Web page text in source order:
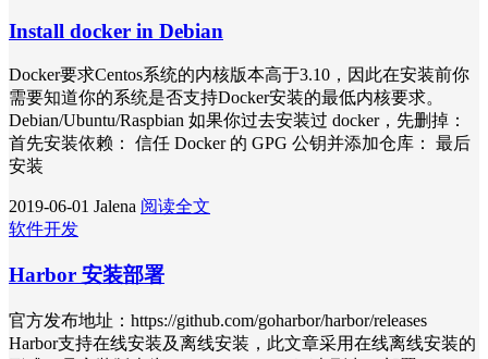
Install docker in Debian
Docker要求Centos系统的内核版本高于3.10，因此在安装前你
需要知道你的系统是否支持Docker安装的最低内核要求。
Debian/Ubuntu/Raspbian 如果你过去安装过 docker，先删掉：
首先安装依赖： 信任 Docker 的 GPG 公钥并添加仓库： 最后
安装
2019-06-01 Jalena 阅读全文
软件开发
Harbor 安装部署
官方发布地址：https://github.com/goharbor/harbor/releases
Harbor支持在线安装及离线安装，此文章采用在线离线安装的